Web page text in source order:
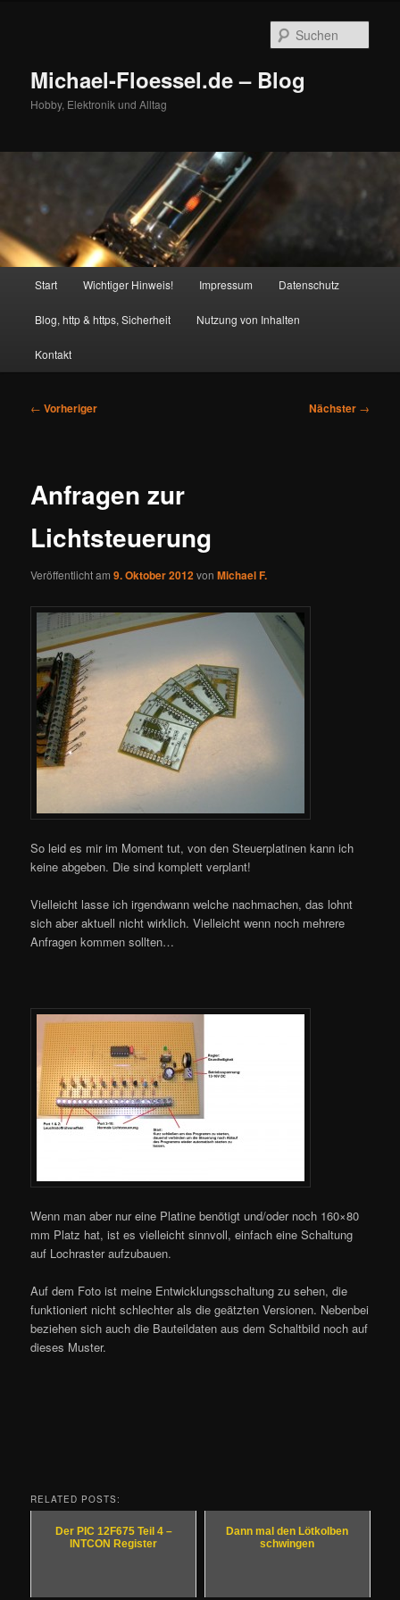
Michael-Floessel.de – Blog
Hobby, Elektronik und Alltag
Start Wichtiger Hinweis! Impressum Datenschutz
Blog, http & https, Sicherheit Nutzung von Inhalten
Kontakt
Beitragsnavigation
← Vorheriger Nächster →
Anfragen zur
Lichtsteuerung
Veröffentlicht am9. Oktober 2012vonMichael F.
So leid es mir im Moment tut, von den Steuerplatinen kann ich
keine abgeben. Die sind komplett verplant!
Vielleicht lasse ich irgendwann welche nachmachen, das lohnt
sich aber aktuell nicht wirklich. Vielleicht wenn noch mehrere
Anfragen kommen sollten…
Wenn man aber nur eine Platine benötigt und/oder noch 160×80
mm Platz hat, ist es vielleicht sinnvoll, einfach eine Schaltung
auf Lochraster aufzubauen.
Auf dem Foto ist meine Entwicklungsschaltung zu sehen, die
funktioniert nicht schlechter als die geätzten Versionen. Nebenbei
beziehen sich auch die Bauteildaten aus dem Schaltbild noch auf
dieses Muster.
RELATED POSTS:
Der PIC 12F675 Teil 4 –
INTCON Register
Dann mal den Lötkolben
schwingen